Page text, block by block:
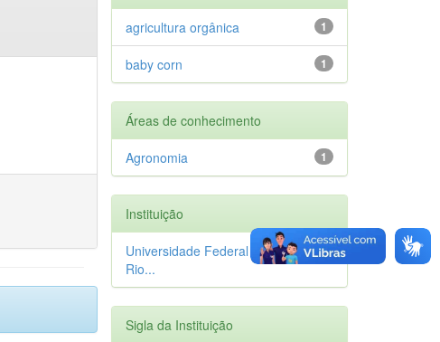
1
agricultura orgânica
1
baby corn
Áreas de conhecimento
1
Agronomia
Instituição
1
Universidade Federal Rural do
Rio...
Sigla da Instituição